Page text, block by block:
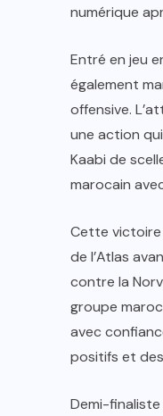
numérique
Entré en jeu
également
offensive.
une action
Kaabi de
marocain
Cette victoire
de l’Atlas
contre la
groupe
avec
positifs et
Demi-